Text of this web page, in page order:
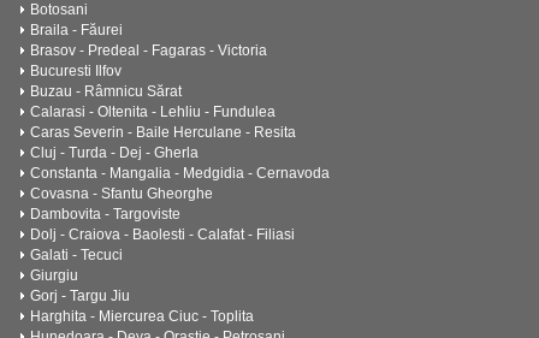
Botosani
Braila - Făurei
Brasov - Predeal - Fagaras - Victoria
Bucuresti Ilfov
Buzau - Râmnicu Sărat
Calarasi - Oltenita - Lehliu - Fundulea
Caras Severin - Baile Herculane - Resita
Cluj - Turda - Dej - Gherla
Constanta - Mangalia - Medgidia - Cernavoda
Covasna - Sfantu Gheorghe
Dambovita - Targoviste
Dolj - Craiova - Baolesti - Calafat - Filiasi
Galati - Tecuci
Giurgiu
Gorj - Targu Jiu
Harghita - Miercurea Ciuc - Toplita